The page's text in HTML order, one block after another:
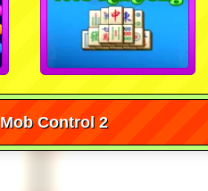
Mob Control 2